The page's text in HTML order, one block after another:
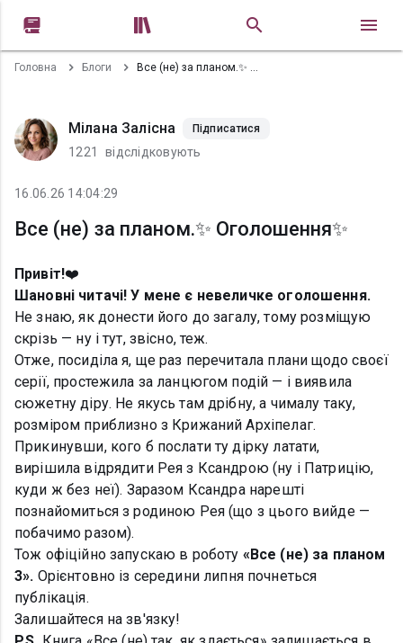
 
Головна Блоги Все (не) за планом.✨ Оголошення✨
Мілана Залісна Підписатися
1221 відслідковують
16.06.26 14:04:29
Все (не) за планом.✨ Оголошення✨
Привіт!❤️
Шановні читачі! У мене є невеличке оголошення.
Не знаю, як донести його до загалу, тому розміщую
скрізь — ну і тут, звісно, теж.
Отже, посиділа я, ще раз перечитала плани щодо своєї
серії, простежила за ланцюгом подій — і виявила
сюжетну діру. Не якусь там дрібну, а чималу таку,
розміром приблизно з Крижаний Архіпелаг.
Прикинувши, кого б послати ту дірку латати,
вирішила відрядити Рея з Ксандрою (ну і Патрицію,
куди ж без неї). Заразом Ксандра нарешті
познайомиться з родиною Рея (що з цього вийде —
побачимо разом).
Тож офіційно запускаю в роботу «Все (не) за планом
3». Орієнтовно із середини липня почнеться
публікація.
Залишайтеся на зв'язку!